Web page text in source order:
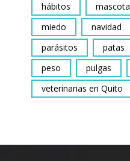
hábitos
mascota
miedo
navidad
parásitos
patas
peso
pulgas
veterinarias en Quito